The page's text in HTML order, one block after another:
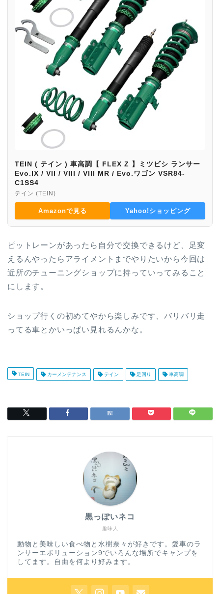
TEIN ( テイン ) 車高調【 FLEX Z 】ミツビシ ランサー
Evo.IX / VII / VIII / VIII MR / Evo.ワゴン VSR84-
C1SS4
テイン (TEIN)
Amazonで見る Yahoo!ショッピング
ピットレーンがあったら自分で交換できるけど、足変
えるんやったらアライメントまでやりたいから今回は
近所のチューニングショップに持っていってみること
にします。
ショップ行くの初めてやから楽しみです、バリバリ走
ってる車とかいっぱい見れるんかな。
TEIN カーメンテナンス テイン 足回り 車高調
趣味人
黒っぽいネコ
動物と美味しい食べ物と水樹奈々が好きです。愛車のラ
ンサーエボリューション9でいろんな場所でキャンプを
してます。自由を何より好みます。